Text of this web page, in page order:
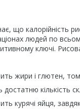
що калорійність
людей по
ключі.
жири і глютен,
достатню кількість
курячі яйця,